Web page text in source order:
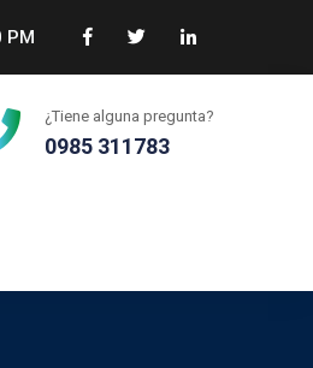
PM
¿Tiene alguna pregunta?
0985 311783